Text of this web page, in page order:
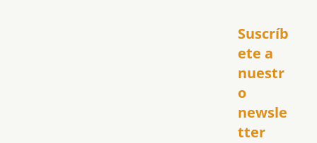
Suscríb
ete a
nuestr
o
newsle
tter